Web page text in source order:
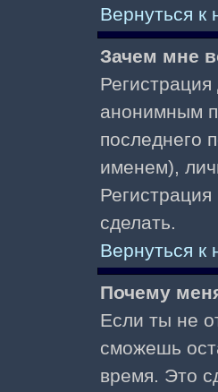
Вернуться к
Зачем мне
анонимным
последнего
именем),
сделать.
Вернуться к
Почему
Если ты не
сможешь
время. Это